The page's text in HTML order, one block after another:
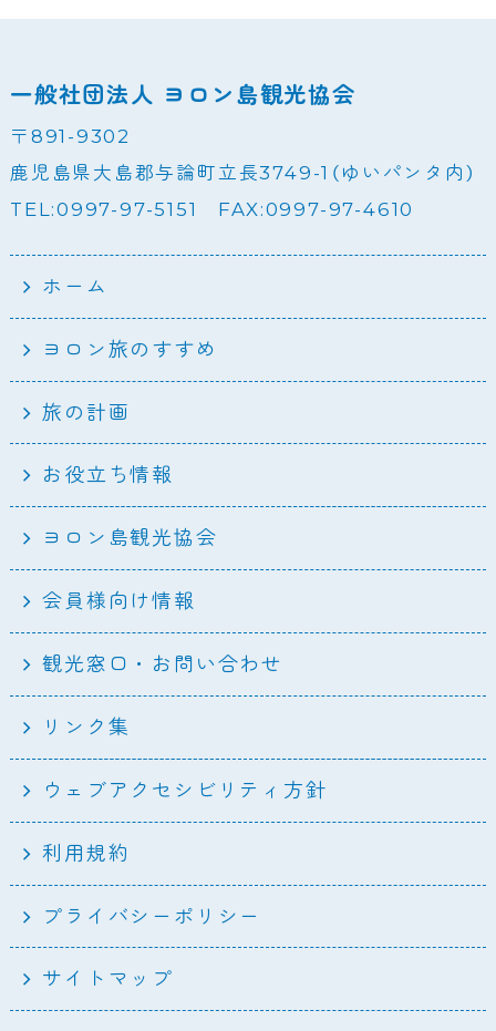
一般社団法人 ヨロン島観光協会
〒891-9302
鹿児島県大島郡与論町立長3749-1（ゆいパンタ内）
TEL:0997-97-5151 FAX:0997-97-4610
ホーム
ヨロン旅のすすめ
旅の計画
お役立ち情報
ヨロン島観光協会
会員様向け情報
観光窓口・お問い合わせ
リンク集
ウェブアクセシビリティ方針
利用規約
プライバシーポリシー
サイトマップ